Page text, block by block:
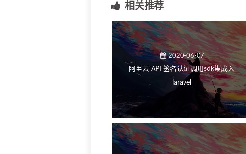
相关推荐
2020-06-07
阿里云 API 签名认证调用sdk集成入
laravel